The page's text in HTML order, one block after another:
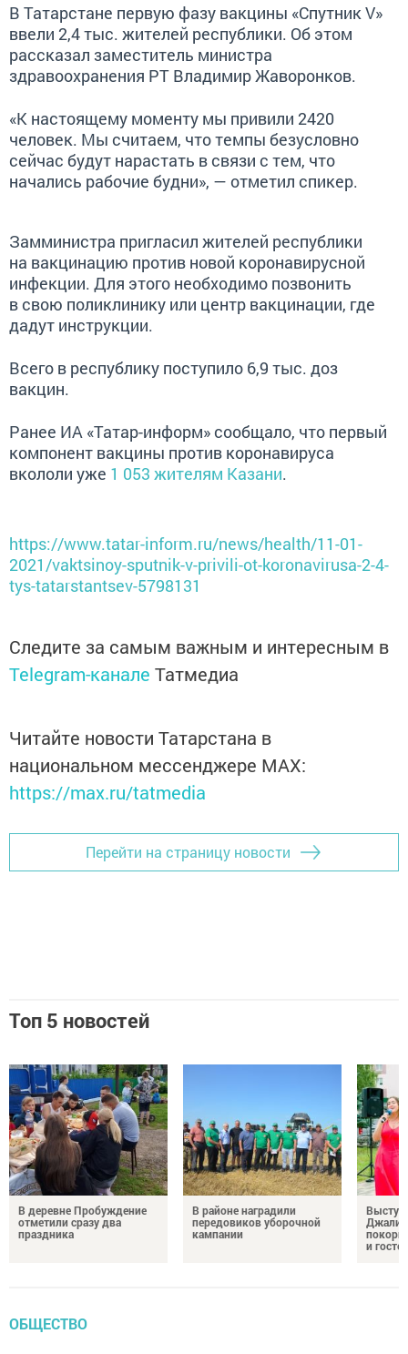
В Татарстане первую фазу вакцины «Спутник V»
ввели 2,4 тыс. жителей республики. Об этом
рассказал заместитель министра
здравоохранения РТ Владимир Жаворонков.
«К настоящему моменту мы привили 2420
человек. Мы считаем, что темпы безусловно
сейчас будут нарастать в связи с тем, что
начались рабочие будни», — отметил спикер.
Замминистра пригласил жителей республики
на вакцинацию против новой коронавирусной
инфекции. Для этого необходимо позвонить
в свою поликлинику или центр вакцинации, где
дадут инструкции.
Всего в республику поступило 6,9 тыс. доз
вакцин.
Ранее ИА «Татар-информ» сообщало, что первый
компонент вакцины против коронавируса
вкололи уже 1 053 жителям Казани.
https://www.tatar-inform.ru/news/health/11-01-
2021/vaktsinoy-sputnik-v-privili-ot-koronavirusa-2-4-
tys-tatarstantsev-5798131
Следите за самым важным и интересным в
Telegram-канале Татмедиа
Читайте новости Татарстана в
национальном мессенджере MАХ:
https://max.ru/tatmedia
Перейти на страницу новости
Топ 5 новостей
В деревне Пробуждение
отметили сразу два
праздника
В районе наградили
передовиков уборочной
кампании
и
ОБЩЕСТВО